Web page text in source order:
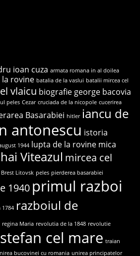
ioan cuza armata romana in al doilea
la rovine batalia de la vaslui batalii mircea cel
vlaicu biografie george bacovia
peles Cezar cruciada de la nicopole cucerirea
Basarabiei hitler iancu de
antonescu istoria
1944 lupta de la rovine mica
Viteazul mircea cel
Litovsk peles pierderea basarabiei
1940 primul razboi
1784 razboiul de
regina Maria revolutia de la 1848 revolutie
stefan cel mare traian
bucovinei cu romania unirea principatelor